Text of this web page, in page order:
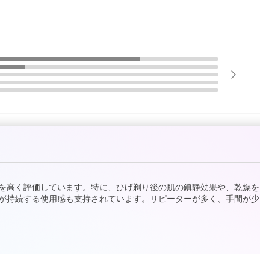
く評価しています。特に、ひげ剃り後の肌の鎮静効果や、乾燥を
続する使用感も支持されています。リピーターが多く、手間が少